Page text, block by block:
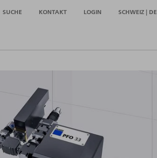
SUCHE KONTAKT LOGIN SCHWEIZ | DE